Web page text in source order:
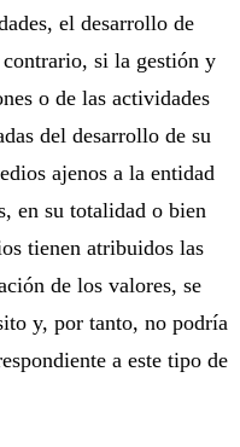
el desarrollo de
si la gestión y
o de las actividades
del desarrollo de su
ajenos a la entidad
en su totalidad o bien
tienen atribuidos las
de los valores, se
y, por tanto, no podría
a este tipo de